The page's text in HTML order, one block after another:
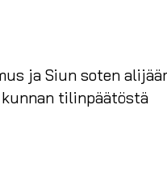
ja Siun soten
tilinpäätöstä